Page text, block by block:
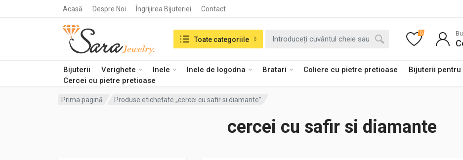
Acasă Despre Noi Îngrijirea Bijuteriei Contact
Bijuterii Verighete Inele Inele de logodna Bratari Coliere cu pietre pretioase
Bijuterii pentru
Cercei cu pietre pretioase
Search in:Toate categoriile
0
Prima pagină Produse etichetate „cercei cu safir si diamante”
cercei cu safir si diamante